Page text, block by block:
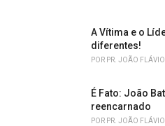
A Vítima e o
diferentes!
POR PR. JOÃO
É Fato: João
reencarnado
POR PR. JOÃO